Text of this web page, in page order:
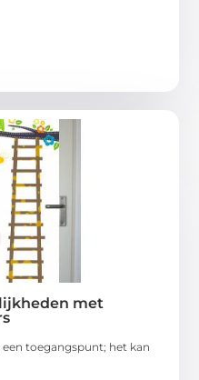
met
toegangspunt; het kan